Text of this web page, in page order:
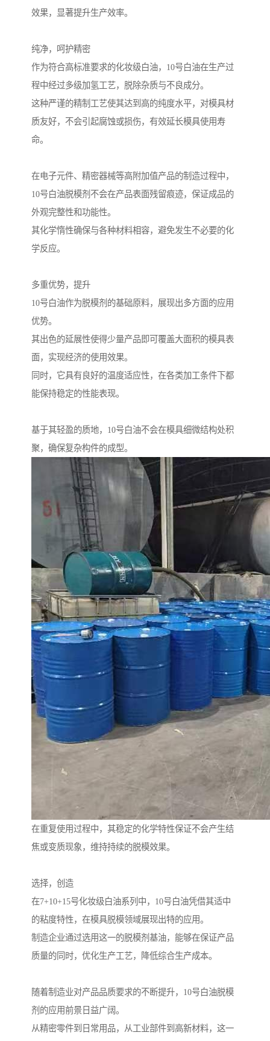
效果，显著提升生产效率。
纯净，呵护精密
作为符合高标准要求的化妆级白油，10号白油在生产过
程中经过多级加氢工艺，脱除杂质与不良成分。
这种严谨的精制工艺使其达到高的纯度水平，对模具材
质友好，不会引起腐蚀或损伤，有效延长模具使用寿
命。
在电子元件、精密器械等高附加值产品的制造过程中，
10号白油脱模剂不会在产品表面残留痕迹，保证成品的
外观完整性和功能性。
其化学惰性确保与各种材料相容，避免发生不必要的化
学反应。
多重优势，提升
10号白油作为脱模剂的基础原料，展现出多方面的应用
优势。
其出色的延展性使得少量产品即可覆盖大面积的模具表
面，实现经济的使用效果。
同时，它具有良好的温度适应性，在各类加工条件下都
能保持稳定的性能表现。
基于其轻盈的质地，10号白油不会在模具细微结构处积
聚，确保复杂构件的成型。
在重复使用过程中，其稳定的化学特性保证不会产生结
焦或变质现象，维持持续的脱模效果。
选择，创造
在7+10+15号化妆级白油系列中，10号白油凭借其适中
的粘度特性，在模具脱模领域展现出特的应用。
制造企业通过选用这一的脱模剂基油，能够在保证产品
质量的同时，优化生产工艺，降低综合生产成本。
随着制造业对产品品质要求的不断提升，10号白油脱模
剂的应用前景日益广阔。
从精密零件到日常用品，从工业部件到高新材料，这一